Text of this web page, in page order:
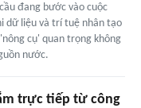
đang bước vào cuộc
dữ liệu và trí tuệ nhân tạo
cụ' quan trọng không
nước.
trực tiếp từ công